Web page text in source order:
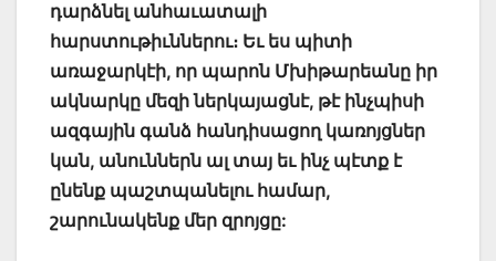
դարձնել անհաւատալի
հարստութիւններու։ Եւ ես պիտի
առաջարկէի, որ պարոն Մխիթարեանը իր
ակնարկը մեզի ներկայացնէ, թէ ինչպիսի
ազգային գանձ հանդիսացող կառոյցներ
կան, անուններն ալ տայ եւ ինչ պէտք է
ընենք պաշտպանելու համար,
շարունակենք մեր զրոյցը: